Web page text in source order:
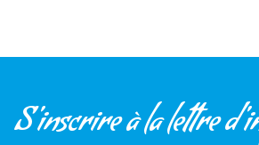
S'inscrire à la lettre